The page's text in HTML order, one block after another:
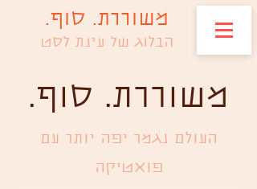
משוררת. סוף.
הבלוג של עינת לסט
.משוררת. סוף
העולם נגמר יפה יותר עם
פואטיקה